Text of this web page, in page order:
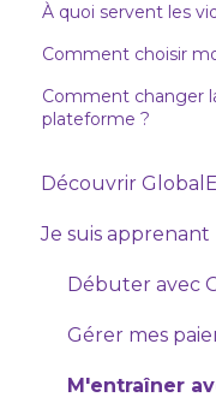
À quoi servent les
Comment choisir
Comment changer
plateforme ?
Découvrir
Qui sommes
Découvrir
Découvrir
Découvrir
Je suis apprenant
Débuter avec
Gérer mes
M'entraîner